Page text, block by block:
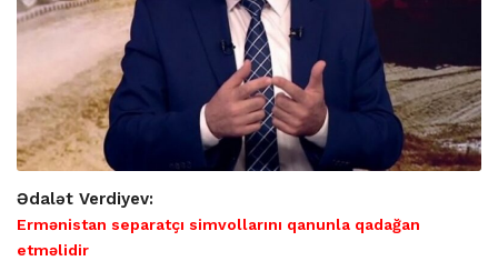
Ədalət Verdiyev:
Ermənistan separatçı simvollarını qanunla qadağan
etməlidir